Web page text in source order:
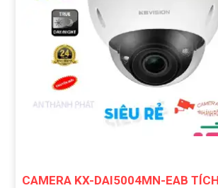
CAMERA KX-DAI5004MN-EAB